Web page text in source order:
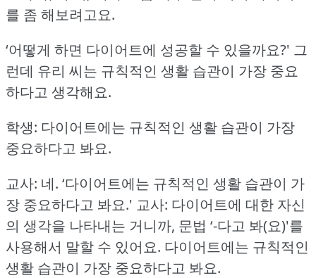
를 좀 해보려고요.
‘어떻게 하면 다이어트에 성공할 수 있을까요?' 그
런데 유리 씨는 규칙적인 생활 습관이 가장 중요
하다고 생각해요.
학생: 다이어트에는 규칙적인 생활 습관이 가장
중요하다고 봐요.
교사: 네. ‘다이어트에는 규칙적인 생활 습관이 가
장 중요하다고 봐요.' 교사: 다이어트에 대한 자신
의 생각을 나타내는 거니까, 문법 ‘-다고 봐(요)'를
사용해서 말할 수 있어요. 다이어트에는 규칙적인
생활 습관이 가장 중요하다고 봐요.